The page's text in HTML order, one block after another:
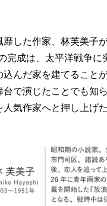
した作家、林芙美子
完成は、太平洋戦争
んだ家を建てること
で演じたことでも知
気作家へと押し上げた